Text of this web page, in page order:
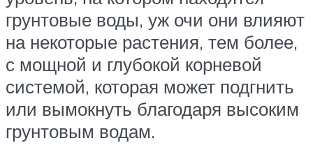
грунтовые воды, уж очи они влияют
на некоторые растения, тем более,
с мощной и глубокой корневой
системой, которая может подгнить
или вымокнуть благодаря высоким
грунтовым водам.